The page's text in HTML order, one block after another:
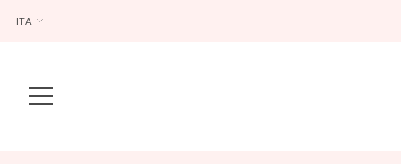
ITA
Main Navigation